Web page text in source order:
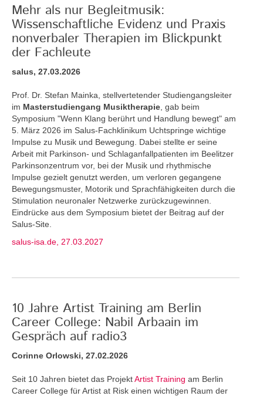
Mehr als nur Begleitmusik:
Wissenschaftliche Evidenz und Praxis
nonverbaler Therapien im Blickpunkt
der Fachleute
salus, 27.03.2026
Prof. Dr. Stefan Mainka, stellvertetender Studiengangsleiter
im Masterstudiengang Musiktherapie , gab beim
Symposium "Wenn Klang berührt und Handlung bewegt" am
5. März 2026 im Salus-Fachklinikum Uchtspringe wichtige
Impulse zu Musik und Bewegung. Dabei stellte er seine
Arbeit mit Parkinson- und Schlaganfallpatienten im Beelitzer
Parkinsonzentrum vor, bei der Musik und rhythmische
Impulse gezielt genutzt werden, um verloren gegangene
Bewegungsmuster, Motorik und Sprachfähigkeiten durch die
Stimulation neuronaler Netzwerke zurückzugewinnen.
Eindrücke aus dem Symposium bietet der Beitrag auf der
Salus-Site.
salus-isa.de, 27.03.2027
10 Jahre Artist Training am Berlin
Career College: Nabil Arbaain im
Gespräch auf radio3
Corinne Orlowski, 27.02.2026
Seit 10 Jahren bietet das ProjektArtist Training am Berlin
Career College für Artist at Risk einen wichtigen Raum der